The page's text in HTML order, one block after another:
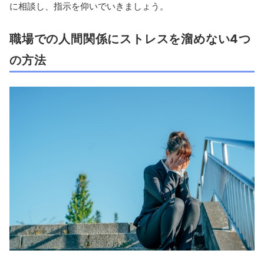
に相談し、指示を仰いでいきましょう。
職場での人間関係にストレスを溜めない4つ
の方法